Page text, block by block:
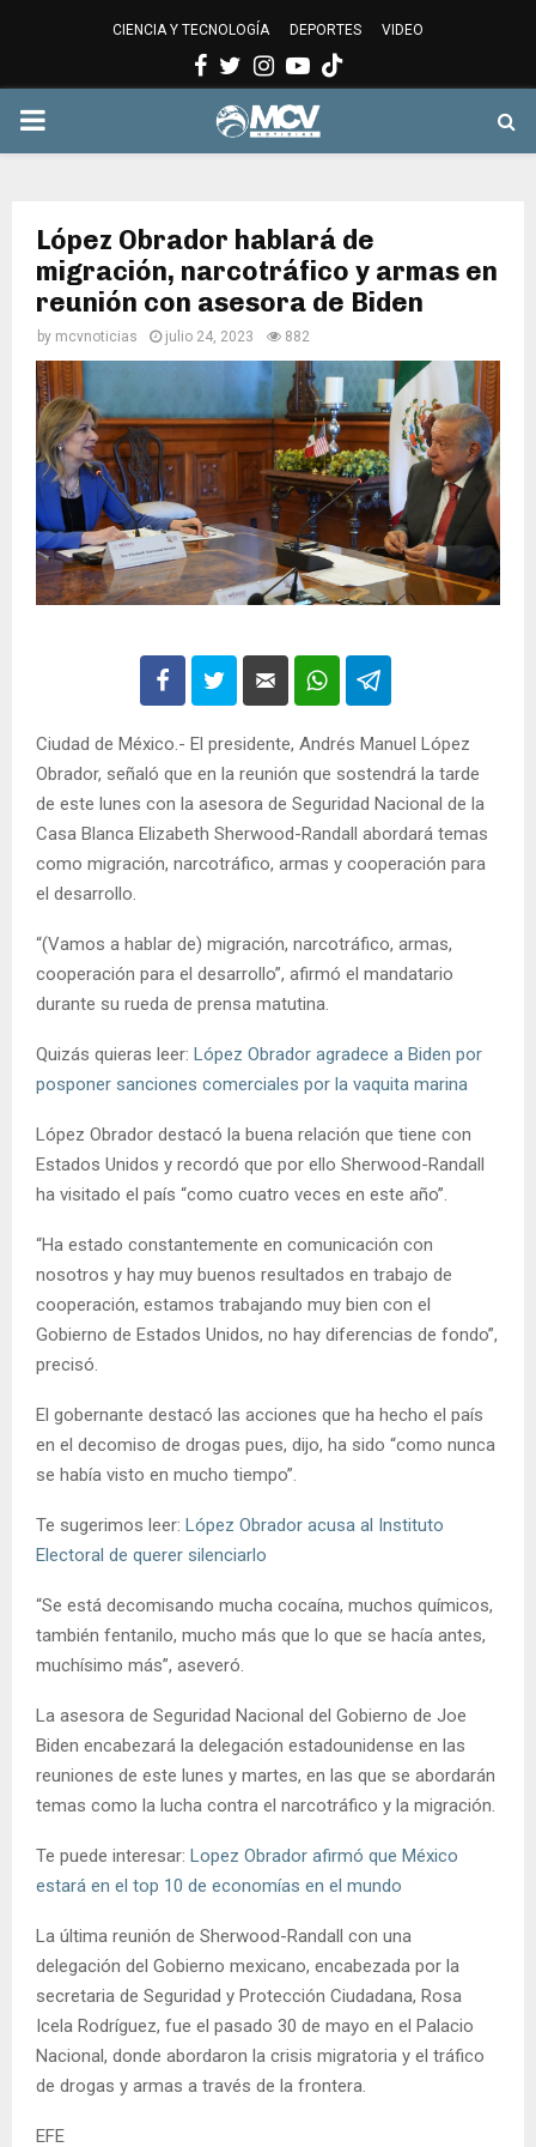
CIENCIA Y TECNOLOGÍA DEPORTES VIDEO
Facebook
Twitter
Instagram
Youtube
PRIMARY
López Obrador hablará de
migración, narcotráfico y armas en
reunión con asesora de Biden
by mcvnoticias julio 24, 2023 882
Ciudad de México.- El presidente, Andrés Manuel López
Obrador, señaló que en la reunión que sostendrá la tarde
de este lunes con la asesora de Seguridad Nacional de la
Casa Blanca Elizabeth Sherwood-Randall abordará temas
como migración, narcotráfico, armas y cooperación para
el desarrollo.
“(Vamos a hablar de) migración, narcotráfico, armas,
cooperación para el desarrollo”, afirmó el mandatario
durante su rueda de prensa matutina.
Quizás quieras leer: López Obrador agradece a Biden por
posponer sanciones comerciales por la vaquita marina
López Obrador destacó la buena relación que tiene con
Estados Unidos y recordó que por ello Sherwood-Randall
ha visitado el país “como cuatro veces en este año”.
“Ha estado constantemente en comunicación con
nosotros y hay muy buenos resultados en trabajo de
cooperación, estamos trabajando muy bien con el
Gobierno de Estados Unidos, no hay diferencias de fondo”,
precisó.
El gobernante destacó las acciones que ha hecho el país
en el decomiso de drogas pues, dijo, ha sido “como nunca
se había visto en mucho tiempo”.
Te sugerimos leer: López Obrador acusa al Instituto
Electoral de querer silenciarlo
“Se está decomisando mucha cocaína, muchos químicos,
también fentanilo, mucho más que lo que se hacía antes,
muchísimo más”, aseveró.
La asesora de Seguridad Nacional del Gobierno de Joe
Biden encabezará la delegación estadounidense en las
reuniones de este lunes y martes, en las que se abordarán
temas como la lucha contra el narcotráfico y la migración.
Te puede interesar: Lopez Obrador afirmó que México
estará en el top 10 de economías en el mundo
La última reunión de Sherwood-Randall con una
delegación del Gobierno mexicano, encabezada por la
secretaria de Seguridad y Protección Ciudadana, Rosa
Icela Rodríguez, fue el pasado 30 de mayo en el Palacio
Nacional, donde abordaron la crisis migratoria y el tráfico
de drogas y armas a través de la frontera.
EFE